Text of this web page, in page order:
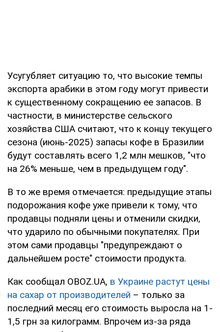
Усугубляет ситуацию то, что высокие темпы
экспорта арабики в этом году могут привести
к существенному сокращению ее запасов. В
частности, в министерстве сельского
хозяйства США считают, что к концу текущего
сезона (июнь-2025) запасы кофе в Бразилии
будут составлять всего 1,2 млн мешков, "что
на 26% меньше, чем в предыдущем году".
В то же время отмечается: предыдущие этапы
подорожания кофе уже привели к тому, что
продавцы подняли цены и отменили скидки,
что ударило по обычными покупателях. При
этом сами продавцы "предупреждают о
дальнейшем росте" стоимости продукта.
Как сообщал OBOZ.UA, в Украине растут цены
на сахар от производителей – только за
последний месяц его стоимость выросла на 1-
1,5 грн за килограмм. Впрочем из-за ряда